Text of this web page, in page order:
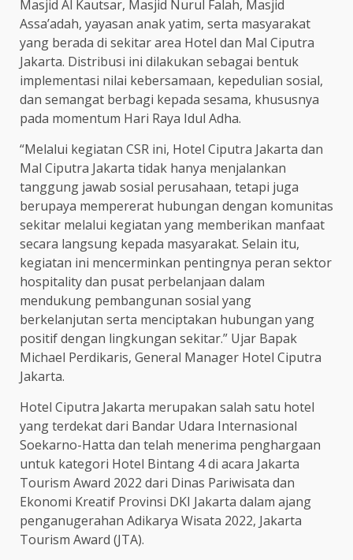
Masjid Al Kautsar, Masjid Nurul Falah, Masjid
Assa’adah, yayasan anak yatim, serta masyarakat
yang berada di sekitar area Hotel dan Mal Ciputra
Jakarta. Distribusi ini dilakukan sebagai bentuk
implementasi nilai kebersamaan, kepedulian sosial,
dan semangat berbagi kepada sesama, khususnya
pada momentum Hari Raya Idul Adha.
“Melalui kegiatan CSR ini, Hotel Ciputra Jakarta dan
Mal Ciputra Jakarta tidak hanya menjalankan
tanggung jawab sosial perusahaan, tetapi juga
berupaya mempererat hubungan dengan komunitas
sekitar melalui kegiatan yang memberikan manfaat
secara langsung kepada masyarakat. Selain itu,
kegiatan ini mencerminkan pentingnya peran sektor
hospitality dan pusat perbelanjaan dalam
mendukung pembangunan sosial yang
berkelanjutan serta menciptakan hubungan yang
positif dengan lingkungan sekitar.” Ujar Bapak
Michael Perdikaris, General Manager Hotel Ciputra
Jakarta.
Hotel Ciputra Jakarta merupakan salah satu hotel
yang terdekat dari Bandar Udara Internasional
Soekarno-Hatta dan telah menerima penghargaan
untuk kategori Hotel Bintang 4 di acara Jakarta
Tourism Award 2022 dari Dinas Pariwisata dan
Ekonomi Kreatif Provinsi DKI Jakarta dalam ajang
penganugerahan Adikarya Wisata 2022, Jakarta
Tourism Award (JTA).